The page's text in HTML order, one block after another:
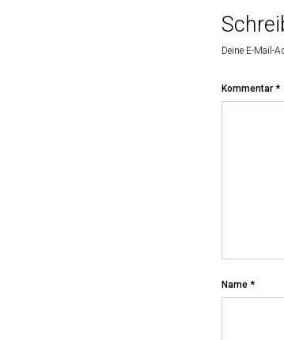
Deine E-Mail-
Kommentar *
Name *